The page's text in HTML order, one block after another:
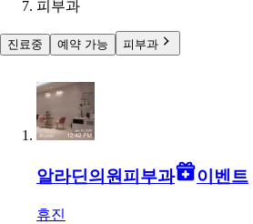
피부과
진료중 예약 가능 피부과
알라딘의원피부과 이벤트
휴진